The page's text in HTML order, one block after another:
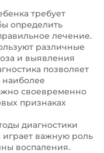
требует
определить
лечение.
различные
и выявления
позволяет
своевременно
признаках
диагностики
важную роль
воспаления.